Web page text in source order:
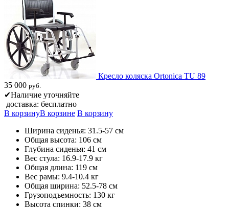
Кресло коляска Ortonica TU 89
35 000 руб.
✔Наличие уточняйте
доставка: бесплатно
В корзинуВ корзине В корзину
Ширина сиденья: 31.5-57 см
Общая высота: 106 см
Глубина сиденья: 41 см
Вес стула: 16.9-17.9 кг
Общая длина: 119 см
Вес рамы: 9.4-10.4 кг
Общая ширина: 52.5-78 см
Грузоподъемность: 130 кг
Высота спинки: 38 см